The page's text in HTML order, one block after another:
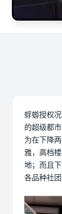
蜉蝣授权
的超级都
为在下降
雅，高档
地；而且
各品种社